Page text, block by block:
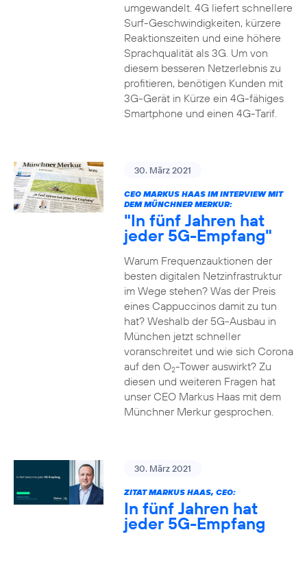
umgewandelt. 4G liefert schnellere
Surf-Geschwindigkeiten, kürzere
Reaktionszeiten und eine höhere
Sprachqualität als 3G. Um von
diesem besseren Netzerlebnis zu
profitieren, benötigen Kunden mit
3G-Gerät in Kürze ein 4G-fähiges
Smartphone und einen 4G-Tarif.
30. März 2021
CEO MARKUS HAAS IM INTERVIEW MIT
DEM MÜNCHNER MERKUR:
"In fünf Jahren hat
jeder 5G-Empfang"
Warum Frequenzauktionen der
besten digitalen Netzinfrastruktur
im Wege stehen? Was der Preis
eines Cappuccinos damit zu tun
hat? Weshalb der 5G-Ausbau in
München jetzt schneller
voranschreitet und wie sich Corona
auf den O2-Tower auswirkt? Zu
diesen und weiteren Fragen hat
unser CEO Markus Haas mit dem
Münchner Merkur gesprochen.
30. März 2021
ZITAT MARKUS HAAS, CEO:
In fünf Jahren hat
jeder 5G-Empfang